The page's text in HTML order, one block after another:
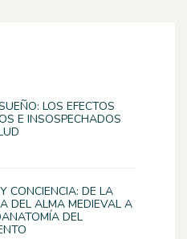
LOS EFECTOS
E INSOSPECHADOS
CONCIENCIA: DE LA
DEL ALMA MEDIEVAL A
DEL